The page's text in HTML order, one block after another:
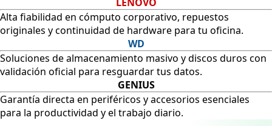
Alta fiabilidad en cómputo corporativo, repuestos
originales y continuidad de hardware para tu oficina.
WD
Soluciones de almacenamiento masivo y discos duros con
validación oficial para resguardar tus datos.
GENIUS
Garantía directa en periféricos y accesorios esenciales
para la productividad y el trabajo diario.